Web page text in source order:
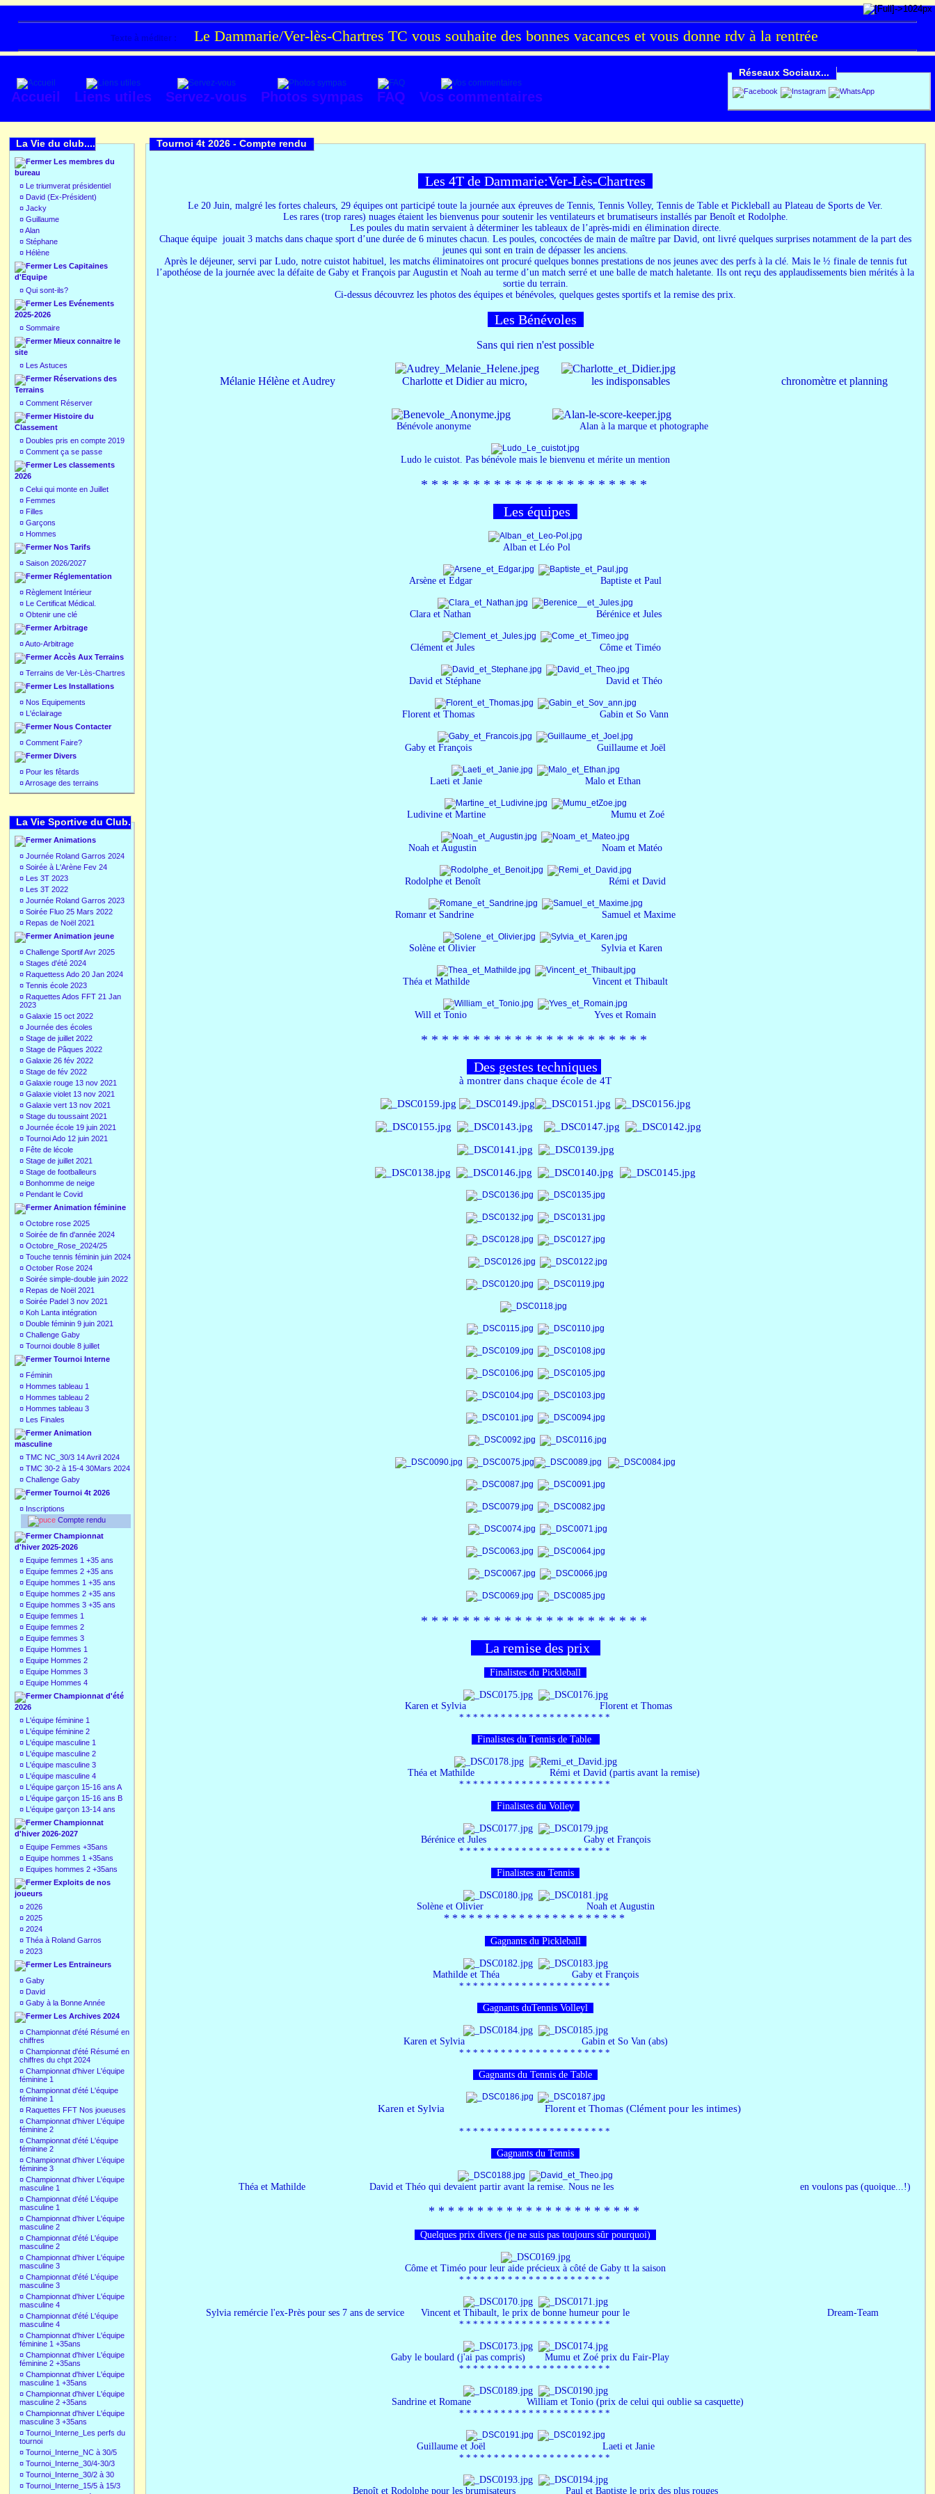
Texte à méditer : Le Dammarie/Ver-lès-Chartres TC vous souhaite des bonnes vacances et vous donne rdv à la rentrée
Accueil Liens utiles Servez-vous Photos sympas FAQ Vos commentaires
Réseaux Sociaux...
La Vie du club....
Les membres du
bureau
¤ Le triumverat présidentiel
¤ David (Ex-Président)
¤ Jacky
¤ Guillaume
¤Alan
¤ Stéphane
¤ Hélène
Les Capitaines
d'Equipe
¤ Qui sont-ils?
Les Evénements
2025-2026
¤ Sommaire
Mieux connaitre le
site
¤ Les Astuces
Réservations des
Terrains
¤ Comment Réserver
Histoire du
Classement
¤ Doubles pris en compte 2019
¤ Comment ça se passe
Les classements
2026
¤ Celui qui monte en Juillet
¤ Femmes
¤ Filles
¤ Garçons
¤ Hommes
Nos Tarifs
¤ Saison 2026/2027
Réglementation
¤ Règlement Intérieur
¤ Le Certificat Médical.
¤ Obtenir une clé
Arbitrage
¤Auto-Arbitrage
Accès Aux Terrains
¤ Terrains de Ver-Lès-Chartres
Les Installations
¤ Nos Equipements
¤ L'éclairage
Nous Contacter
¤ Comment Faire?
Divers
¤ Pour les fêtards
¤Arrosage des terrains
La Vie Sportive du Club.
Animations
¤ Journée Roland Garros 2024
¤ Soirée à L'Arène Fev 24
¤ Les 3T 2023
¤ Les 3T 2022
¤ Journée Roland Garros 2023
¤ Soirée Fluo 25 Mars 2022
¤ Repas de Noël 2021
Animation jeune
¤ Challenge Sportif Avr 2025
¤ Stages d'été 2024
¤ Raquettess Ado 20 Jan 2024
¤ Tennis école 2023
¤ Raquettes Ados FFT 21 Jan
2023
¤ Galaxie 15 oct 2022
¤ Journée des écoles
¤ Stage de juillet 2022
¤ Stage de Pâques 2022
¤ Galaxie 26 fév 2022
¤ Stage de fév 2022
¤ Galaxie rouge 13 nov 2021
¤ Galaxie violet 13 nov 2021
¤ Galaxie vert 13 nov 2021
¤ Stage du toussaint 2021
¤ Journée école 19 juin 2021
¤ Tournoi Ado 12 juin 2021
¤ Fête de lécole
¤ Stage de juillet 2021
¤ Stage de footballeurs
¤ Bonhomme de neige
¤ Pendant le Covid
Animation féminine
¤ Octobre rose 2025
¤ Soirée de fin d'année 2024
¤ Octobre_Rose_2024/25
¤ Touche tennis féminin juin 2024
¤ October Rose 2024
¤ Soirée simple-double juin 2022
¤ Repas de Noël 2021
¤ Soirée Padel 3 nov 2021
¤ Koh Lanta intégration
¤ Double féminin 9 juin 2021
¤ Challenge Gaby
¤ Tournoi double 8 juillet
Tournoi Interne
¤ Féminin
¤ Hommes tableau 1
¤ Hommes tableau 2
¤ Hommes tableau 3
¤ Les Finales
Animation
masculine
¤ TMC NC_30/3 14 Avril 2024
¤ TMC 30-2 à 15-4 30Mars 2024
¤ Challenge Gaby
Tournoi 4t 2026
¤ Inscriptions
Compte rendu
Championnat
d'hiver 2025-2026
¤ Equipe femmes 1 +35 ans
¤ Equipe femmes 2 +35 ans
¤ Equipe hommes 1 +35 ans
¤ Equipe hommes 2 +35 ans
¤ Equipe hommes 3 +35 ans
¤ Equipe femmes 1
¤ Equipe femmes 2
¤ Equipe femmes 3
¤ Equipe Hommes 1
¤ Equipe Hommes 2
¤ Equipe Hommes 3
¤ Equipe Hommes 4
Championnat d'été
2026
¤ L'équipe féminine 1
¤ L'équipe féminine 2
¤ L'équipe masculine 1
¤ L'équipe masculine 2
¤ L'équipe masculine 3
¤ L'équipe masculine 4
¤ L'équipe garçon 15-16 ans A
¤ L'équipe garçon 15-16 ans B
¤ L'équipe garçon 13-14 ans
Championnat
d'hiver 2026-2027
¤ Equipe Femmes +35ans
¤ Equipe hommes 1 +35ans
¤ Equipes hommes 2 +35ans
Exploits de nos
joueurs
¤ 2026
¤ 2025
¤ 2024
¤ Théa à Roland Garros
¤ 2023
Les Entraineurs
¤ Gaby
¤ David
¤ Gaby à la Bonne Année
Les Archives 2024
¤ Championnat d'été Résumé en
chiffres
¤ Championnat d'été Résumé en
chiffres du chpt 2024
¤ Championnat d'hiver L'équipe
féminine 1
¤ Championnat d'été L'équipe
féminine 1
¤ Raquettes FFT Nos joueuses
¤ Championnat d'hiver L'équipe
féminine 2
¤ Championnat d'été L'équipe
féminine 2
¤ Championnat d'hiver L'équipe
féminine 3
¤ Championnat d'hiver L'équipe
masculine 1
¤ Championnat d'été L'équipe
masculine 1
¤ Championnat d'hiver L'équipe
masculine 2
¤ Championnat d'été L'équipe
masculine 2
¤ Championnat d'hiver L'équipe
masculine 3
¤ Championnat d'été L'équipe
masculine 3
¤ Championnat d'hiver L'équipe
masculine 4
¤ Championnat d'été L'équipe
masculine 4
¤ Championnat d'hiver L'équipe
féminine 1 +35ans
¤ Championnat d'hiver L'équipe
féminine 2 +35ans
¤ Championnat d'hiver L'équipe
masculine 1 +35ans
¤ Championnat d'hiver L'équipe
masculine 2 +35ans
¤ Championnat d'hiver L'équipe
masculine 3 +35ans
¤ Tournoi_Interne_Les perfs du
tournoi
¤ Tournoi_Interne_NC à 30/5
¤ Tournoi_Interne_30/4-30/3
¤ Tournoi_Interne_30/2 à 30
¤ Tournoi_Interne_15/5 à 15/3
Tournoi 4t 2026 - Compte rendu
Les 4T de Dammarie:Ver-Lès-Chartres
Le 20 Juin, malgré les fortes chaleurs, 29 équipes ont participé toute la journée aux épreuves de Tennis, Tennis Volley, Tennis de Table et Pickleball au Plateau de Sports de Ver.
Les rares (trop rares) nuages étaient les bienvenus pour soutenir les ventilateurs et brumatiseurs installés par Benoît et Rodolphe.
Les poules du matin servaient à déterminer les tableaux de l’après-midi en élimination directe.
Chaque équipe jouait 3 matchs dans chaque sport d’une durée de 6 minutes chacun. Les poules, concoctées de main de maître par David, ont livré quelques surprises notamment de la part des
jeunes qui sont en train de dépasser les anciens.
Après le déjeuner, servi par Ludo, notre cuistot habituel, les matchs éliminatoires ont procuré quelques bonnes prestations de nos jeunes avec des perfs à la clé. Mais le ½ finale de tennis fut
l’apothéose de la journée avec la défaite de Gaby et François par Augustin et Noah au terme d’un match serré et une balle de match haletante. Ils ont reçu des applaudissements bien mérités à la
sortie du terrain.
Ci-dessus découvrez les photos des équipes et bénévoles, quelques gestes sportifs et la remise des prix.
Les Bénévoles
Sans qui rien n'est possible
Mélanie Hélène et Audrey Charlotte et Didier au micro, lesindisponsableschronomètre et planning
Bénévole anonyme Alan à la marque et photographe
Ludo le cuistot. Pas bénévole mais le bienvenu et mérite un mention
*​ * * *​ * * *​ * * *​ * *​ * * *​ * * *​ * * *​ *
Les équipes
Alban et Léo Pol
Arsène et Edgar Baptiste et Paul
Clara et Nathan Bérénice et Jules
Clément et Jules Côme et Timéo
David et Stéphane David et Théo
Florent et Thomas Gabin et So Vann
Gaby et François Guillaume et Joël
Laeti et Janie Malo et Ethan
Ludivine et Martine Mumu et Zoé
Noah et Augustin Noam et Matéo
Rodolphe et Benoît Rémi et David
Romanr et Sandrine Samuel et Maxime
Solène et Olivier Sylvia et Karen
Théa et Mathilde Vincent et Thibault
Will et Tonio Yves et Romain
*​ * * *​ * * *​ * * *​ * *​ * * *​ * * *​ * * *​ *
Des gestes techniques
à montrer dans chaque école de 4T
*​ * * *​ * * *​ * * *​ * *​ * * *​ * * *​ * * *​ *
La remise des prix
Finalistes du Pickleball
Karen et Sylvia Florent et Thomas
*​ * * *​ * * *​ * * *​ * *​ * * *​ * * *​ * * *​ *
Finalistes du Tennis de Table
Théa et Mathilde Rémi et David (partis avant la remise)
*​ * * *​ * * *​ * * *​ * *​ * * *​ * * *​ * * *​ *
Finalistes du Volley
Bérénice et Jules Gaby et François
*​ * * *​ * * *​ * * *​ * *​ * * *​ * * *​ * * *​ *
Finalistes au Tennis
Solène et Olivier Noah et Augustin
*​ * * *​ * * *​ * * *​ * *​ * * *​ * * *​ * * *​ *
Gagnants du Pickleball
Mathilde et Théa Gaby et François
*​ * * *​ * * *​ * * *​ * *​ * * *​ * * *​ * * *​ *
Gagnants duTennis Volleyl
Karen et Sylvia Gabin et So Van (abs)
*​ * * *​ * * *​ * * *​ * *​ * * *​ * * *​ * * *​ *
Gagnants du Tennis de Table
Karen et Sylvia Florent et Thomas (Clément pour les intimes)
*​ * * *​ * * *​ * * *​ * *​ * * *​ * * *​ * * *​ *
Gagnants du Tennis
Théa et Mathilde David et Théo qui devaient partir avant la remise. Nous ne les en voulons pas (quoique...!)
*​ * * *​ * * *​ * * *​ * *​ * * *​ * * *​ * * *​ *
Quelques prix divers (je ne suis pas toujours sûr pourquoi)
Côme et Timéo pour leur aide précieux à côté de Gaby tt la saison
*​ * * *​ * * *​ * * *​ * *​ * * *​ * * *​ * * *​ *
Sylvia remércie l'ex-Près pour ses 7 ans de service Vincent et Thibault, le prix de bonne humeur pour le Dream-Team
*​ * * *​ * * *​ * * *​ * *​ * * *​ * * *​ * * *​ *
Gaby le boulard (j'ai pas compris) Mumu et Zoé prix du Fair-Play
*​ * * *​ * * *​ * * *​ * *​ * * *​ * * *​ * * *​ *
Sandrine et Romane William et Tonio (prix de celui qui oublie sa casquette)
*​ * * *​ * * *​ * * *​ * *​ * * *​ * * *​ * * *​ *
Guillaume et Joël Laeti et Janie
*​ * * *​ * * *​ * * *​ * *​ * * *​ * * *​ * * *​ *
Benoît et Rodolphe pour les brumisateurs Paul et Baptiste le prix des plus rouges